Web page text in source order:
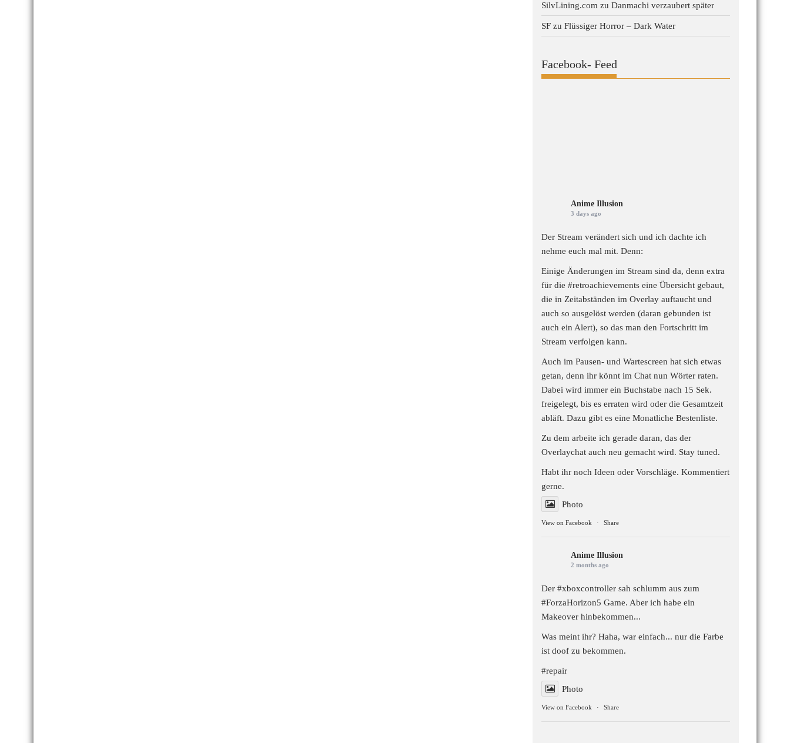
SilvLining.com zu Danmachi verzaubert später
SF zu Flüssiger Horror – Dark Water
Facebook- Feed
Anime Illusion
3 days ago
Der Stream verändert sich und ich dachte ich
nehme euch mal mit. Denn:
Einige Änderungen im Stream sind da, denn extra
für die #retroachievements eine Übersicht gebaut,
die in Zeitabständen im Overlay auftaucht und
auch so ausgelöst werden (daran gebunden ist
auch ein Alert), so das man den Fortschritt im
Stream verfolgen kann.
Auch im Pausen- und Wartescreen hat sich etwas
getan, denn ihr könnt im Chat nun Wörter raten.
Dabei wird immer ein Buchstabe nach 15 Sek.
freigelegt, bis es erraten wird oder die Gesamtzeit
abläft. Dazu gibt es eine Monatliche Bestenliste.
Zu dem arbeite ich gerade daran, das der
Overlaychat auch neu gemacht wird. Stay tuned.
Habt ihr noch Ideen oder Vorschläge. Kommentiert
gerne.
Photo
View on Facebook · Share
Anime Illusion
2 months ago
Der #xboxcontroller sah schlumm aus zum
#ForzaHorizon5 Game. Aber ich habe ein
Makeover hinbekommen...
Was meint ihr? Haha, war einfach... nur die Farbe
ist doof zu bekommen.
#repair
Photo
View on Facebook · Share